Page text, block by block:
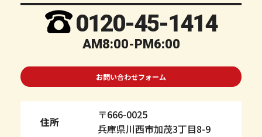
0120-45-1414
AM8:00-PM6:00
お問い合わせフォーム
住所
〒666-0025
兵庫県川西市加茂3丁目8-9